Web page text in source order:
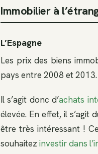
Immobilier à
L’Espagne
Les prix des biens
pays entre 2008 et
Il s’agit donc d’achats
élevée. En effet, il s’agit
être très intéressant !
souhaitez investir dans